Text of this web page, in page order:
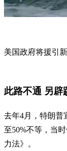
美国政府将援引
此路不通 另辟
去年4月，特朗普
至50%不等，当
力法》。